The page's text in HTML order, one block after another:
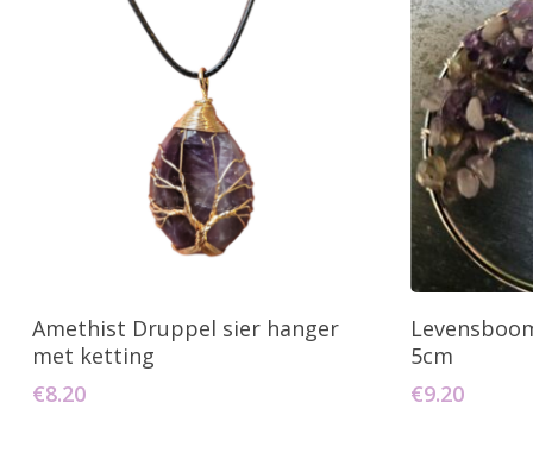
Toevoegen Aan Winkelwagen
Amethist Druppel sier hanger
met ketting
€8.20
5cm
€9.20